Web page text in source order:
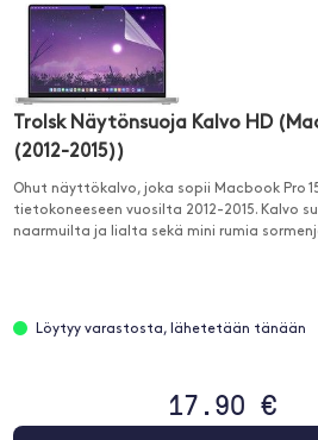
Trolsk Näytönsuoja Kalvo HD
(2012-2015))
Ohut näyttökalvo, joka sopii Macbook Pro
tietokoneeseen vuosilta 2012-2015. Kalvo
naarmuilta ja lialta sekä mini rumia
Löytyy varastosta, lähetetään tänään
17.90 €